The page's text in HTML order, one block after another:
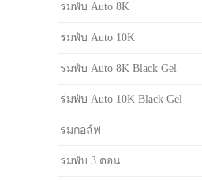
ร่มพับ Auto 8K
ร่มพับ Auto 10K
ร่มพับ Auto 8K Black Gel
ร่มพับ Auto 10K Black Gel
ร่มกอล์ฟ
ร่มพับ 3 ตอน